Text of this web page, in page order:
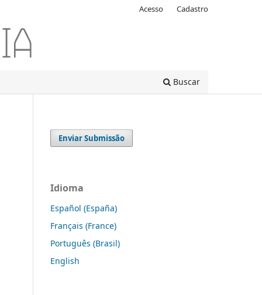
Buscar
Acesso Cadastro
Enviar Submissão
Idioma
Español (España)
Français (France)
Português (Brasil)
English